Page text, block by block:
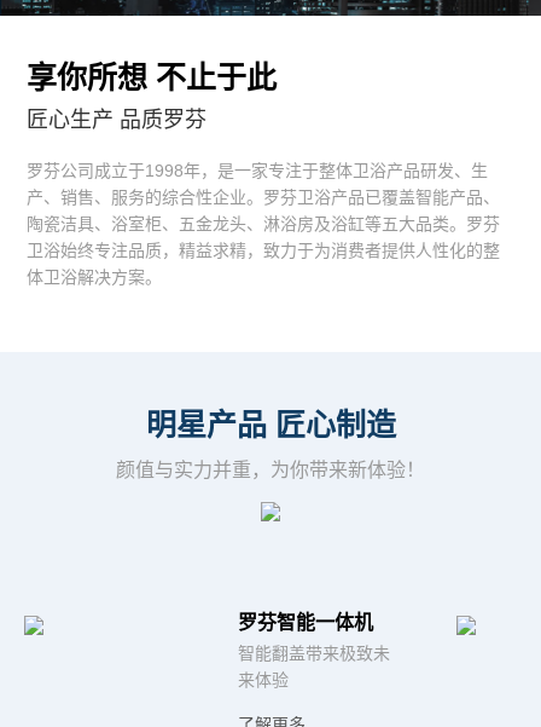
享你所想 不止于此
匠心生产 品质罗芬
罗芬公司成立于1998年，是一家专注于整体卫浴产品研发、生
产、销售、服务的综合性企业。罗芬卫浴产品已覆盖智能产品、
陶瓷洁具、浴室柜、五金龙头、淋浴房及浴缸等五大品类。罗芬
卫浴始终专注品质，精益求精，致力于为消费者提供人性化的整
体卫浴解决方案。
明星产品 匠心制造
颜值与实力并重，为你带来新体验！
罗芬智能一体机
智能翻盖带来极致未
来体验